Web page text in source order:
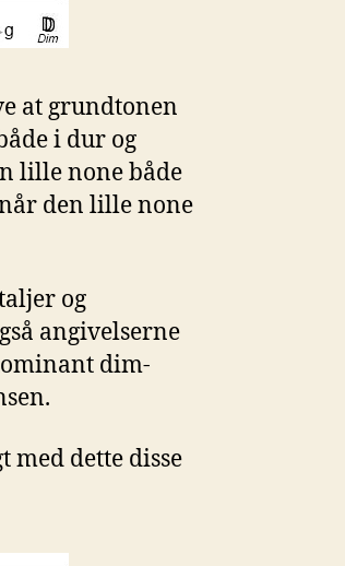
at grundtonen
i dur og
lille none både
den lille none
og
angivelserne
dim-
med dette disse